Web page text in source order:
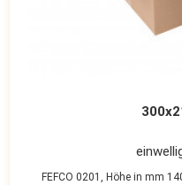
FEFCO 0201, Höhe in mm